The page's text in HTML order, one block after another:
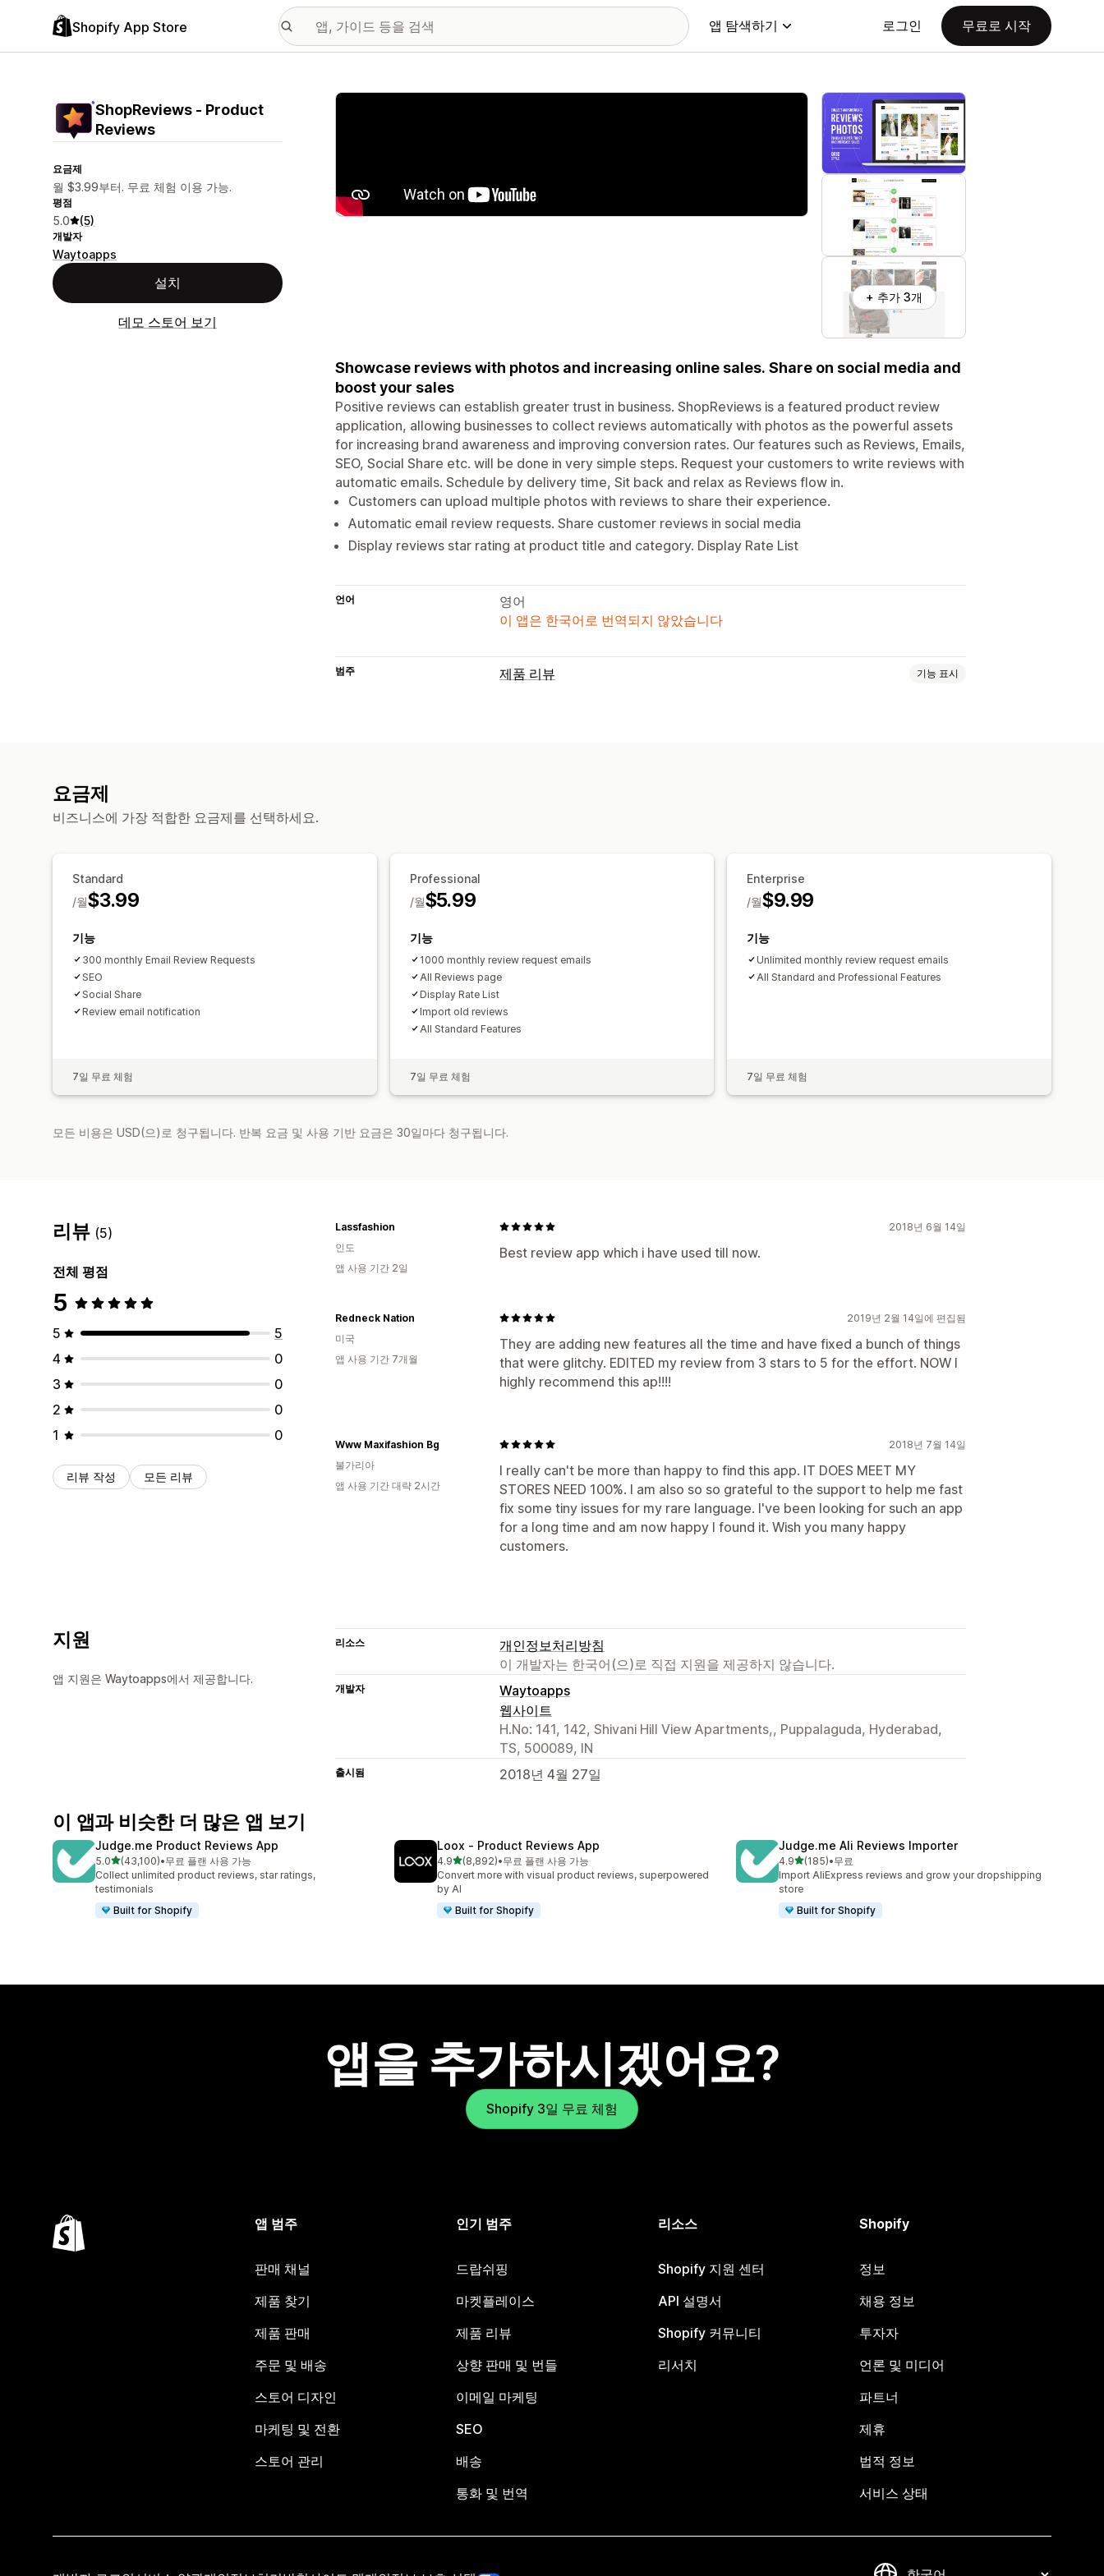
Shopify App Store 앱 탐색하기 로그인 무료로 시작
ShopReviews ‑ Product
Reviews
요금제
월 $3.99부터. 무료 체험 이용 가능.
평점
5.0 (5)
개발자
Waytoapps
설치
데모 스토어 보기
추천 이미지 갤러리
+ 추가 3개
Showcase reviews with photos and increasing online sales. Share on social media and
boost your sales
Positive reviews can establish greater trust in business. ShopReviews is a featured product review
application, allowing businesses to collect reviews automatically with photos as the powerful assets
for increasing brand awareness and improving conversion rates. Our features such as Reviews, Emails,
SEO, Social Share etc. will be done in very simple steps. Request your customers to write reviews with
automatic emails. Schedule by delivery time, Sit back and relax as Reviews flow in.
Customers can upload multiple photos with reviews to share their experience.
Automatic email review requests. Share customer reviews in social media
Display reviews star rating at product title and category. Display Rate List
언어
영어
이 앱은 한국어로 번역되지 않았습니다
범주 제품 리뷰 기능 표시
요금제
비즈니스에 가장 적합한 요금제를 선택하세요.
Standard
$3.99
/월
기능
300 monthly Email Review Requests
SEO
Social Share
Review email notification
7일 무료 체험
Professional
$5.99
/월
기능
1000 monthly review request emails
All Reviews page
Display Rate List
Import old reviews
All Standard Features
7일 무료 체험
Enterprise
$9.99
/월
기능
Unlimited monthly review request emails
All Standard and Professional Features
7일 무료 체험
모든 비용은 USD(으)로 청구됩니다. 반복 요금 및 사용 기반 요금은 30일마다 청구됩니다.
리뷰 (5)
전체 평점
5
5
5
4
0
3
0
2
0
1
0
리뷰 작성 모든 리뷰
2018년 6월 14일
Best review app which i have used till now.
Lassfashion
인도
앱 사용 기간 2일
2019년 2월 14일에 편집됨
They are adding new features all the time and have fixed a bunch of things
that were glitchy. EDITED my review from 3 stars to 5 for the effort. NOW I
highly recommend this ap!!!!
Redneck Nation
미국
앱 사용 기간 7개월
2018년 7월 14일
I really can't be more than happy to find this app. IT DOES MEET MY
STORES NEED 100%. I am also so so grateful to the support to help me fast
fix some tiny issues for my rare language. I've been looking for such an app
for a long time and am now happy I found it. Wish you many happy
customers.
Www Maxifashion Bg
불가리아
앱 사용 기간 대략 2시간
지원
앱 지원은 Waytoapps에서 제공합니다.
리소스
개인정보처리방침
이 개발자는 한국어(으)로 직접 지원을 제공하지 않습니다.
개발자
Waytoapps
웹사이트
H.No: 141, 142, Shivani Hill View Apartments,, Puppalaguda, Hyderabad,
TS, 500089, IN
출시됨 2018년 4월 27일
이 앱과 비슷한 더 많은 앱 보기
Judge.me Product Reviews App
5.0별 5개 중
(43,100)
총 리뷰 43100개
•무료 플랜 사용 가능
Collect unlimited product reviews, star ratings,
testimonials
Built for Shopify
Loox ‑ Product Reviews App
4.9별 5개 중
(8,892)
총 리뷰 8892개
•무료 플랜 사용 가능
Convert more with visual product reviews, superpowered
by AI
Built for Shopify
Judge.me Ali Reviews Importer
4.9별 5개 중
(185)
총 리뷰 185개
•무료
Import AliExpress reviews and grow your dropshipping
store
Built for Shopify
앱을 추가하시겠어요?
Shopify 3일 무료 체험
앱 범주
판매 채널
제품 찾기
제품 판매
주문 및 배송
스토어 디자인
마케팅 및 전환
스토어 관리
인기 범주
드랍쉬핑
마켓플레이스
제품 리뷰
상향 판매 및 번들
이메일 마케팅
SEO
배송
통화 및 번역
리소스
Shopify 지원 센터
API 설명서
Shopify 커뮤니티
리서치
Shopify
정보
채용 정보
투자자
언론 및 미디어
파트너
제휴
법적 정보
서비스 상태